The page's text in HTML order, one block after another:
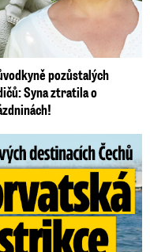
pozůstalých
Syna ztratila o
proti naháčům!